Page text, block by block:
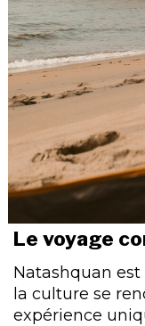
Le voyage
Natashquan
la culture se
expérience